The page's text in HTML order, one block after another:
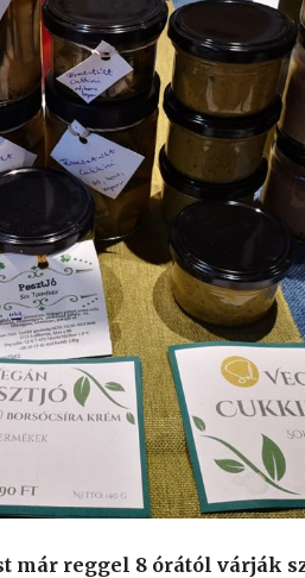
már reggel 8 órától várják